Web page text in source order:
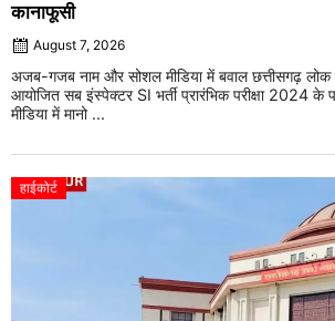
कानाफूसी
August 7, 2026
अजब-गजब नाम और सोशल मीडिया में बवाल छत्तीसगढ़ लोक
आयोजित सब इंस्पेक्टर SI भर्ती प्रारंभिक परीक्षा 2024 के
मीडिया में मानो ...
हाईकोर्ट